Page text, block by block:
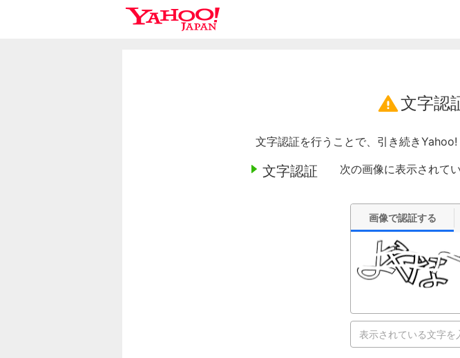
文字認
文字認証を行うことで、引き続き
文字認証 次の画像に表示されて
画像で認証する